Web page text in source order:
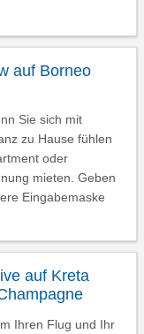
auf Borneo
Sie sich mit
zu Hause fühlen
oder
mieten. Geben
Eingabemaske
auf Kreta
Ihren Flug und Ihr